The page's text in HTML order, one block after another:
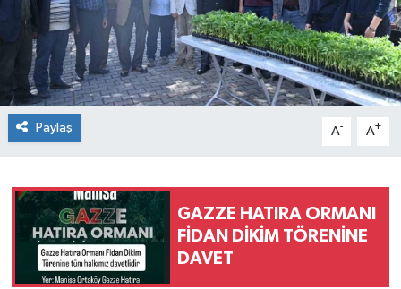
Paylaş A- A+
GAZZE HATIRA ORMANI
FİDAN DİKİM TÖRENİNE
DAVET